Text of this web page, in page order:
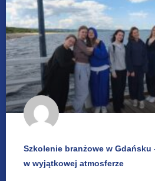
Szkolenie branżowe w
w wyjątkowej atmosferze